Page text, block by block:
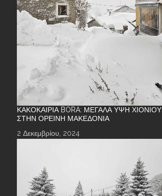
ΚΑΚΟΚΑΙΡΊΑ BORA: ΜΕΓΆΛΑ ΎΨΗ ΧΙΟΝΙΟΎ
ΣΤΗΝ ΟΡΕΙΝΉ ΜΑΚΕΔΟΝΊΑ
2 Δεκεμβρίου, 2024